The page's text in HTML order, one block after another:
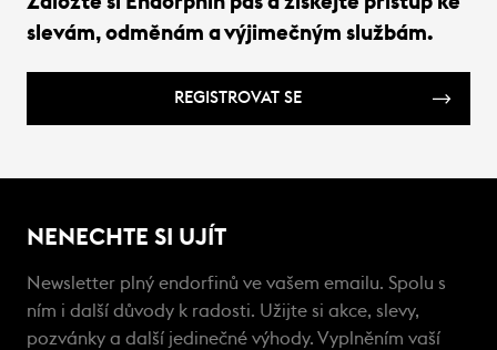
slevám, odměnám a výjimečným službám.
REGISTROVAT SE
NENECHTE SI UJÍT
Newsletter plný endorfinů ve vašem emailu. Spolu s
ním i další důvody k radosti. Užijte si akce, slevy,
pozvánky a další jedinečné výhody. Vyplněním vaší